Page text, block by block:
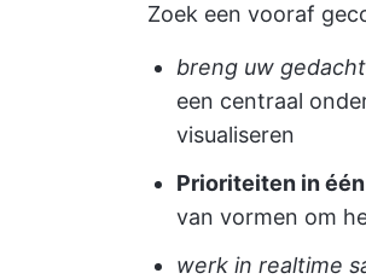
Zoek een vooraf
breng uw
een centraal
visualiseren
Prioriteiten in
van vormen om
werk in realtime